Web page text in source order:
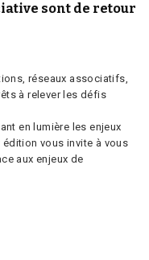
sont de retour
réseaux associatifs,
à relever les défis
en lumière les enjeux
vous invite à vous
aux enjeux de